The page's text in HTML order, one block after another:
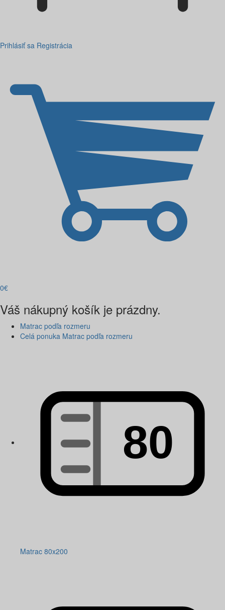
Prihlásiť sa Registrácia
0€
Váš nákupný košík je prázdny.
Matrac podľa rozmeru
Celá ponuka Matrac podľa rozmeru
Matrac 80x200